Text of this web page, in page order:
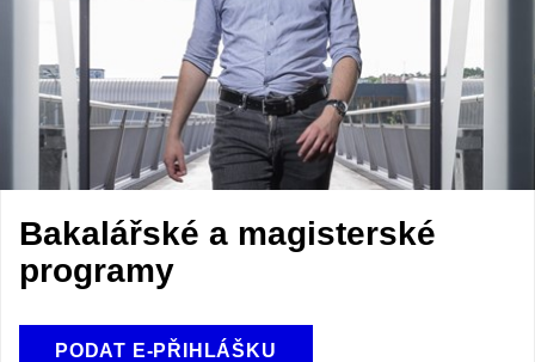
Bakalářské a magisterské
programy
PODAT E-PŘIHLÁŠKU